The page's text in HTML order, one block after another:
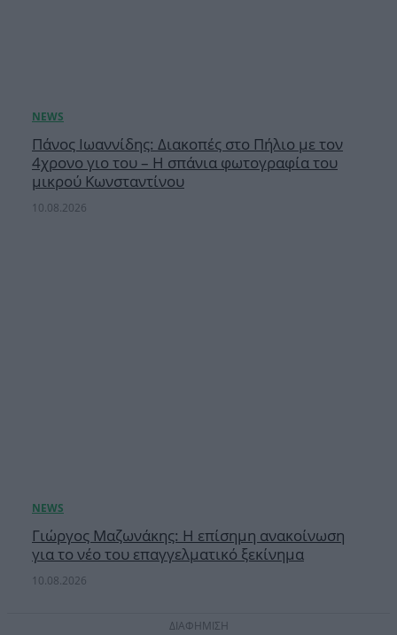
Πάνος Ιωαννίδης: Διακοπές στο Πήλιο με τον
4χρονο γιο του – Η σπάνια φωτογραφία του
μικρού Κωνσταντίνου
10.08.2026
Γιώργος Μαζωνάκης: Η επίσημη ανακοίνωση
για το νέο του επαγγελματικό ξεκίνημα
10.08.2026
ΔΙΑΦΗΜΙΣΗ